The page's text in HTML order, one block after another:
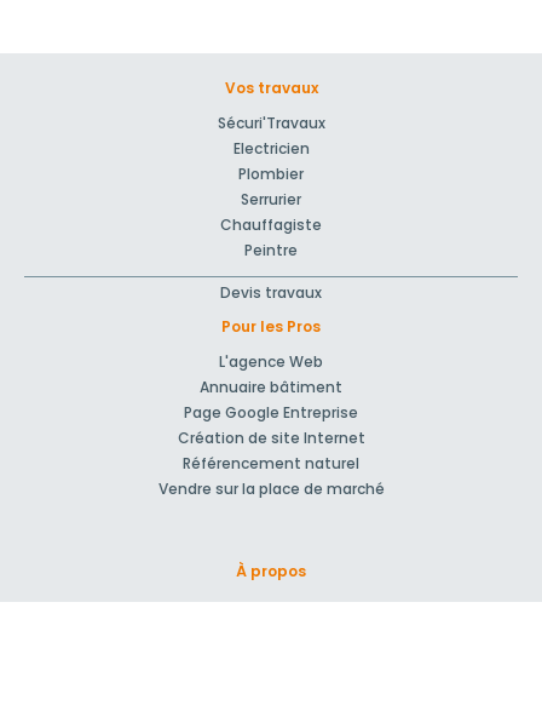
Vos travaux
Sécuri'Travaux
Electricien
Plombier
Serrurier
Chauffagiste
Peintre
Devis travaux
Pour les Pros
L'agence Web
Annuaire bâtiment
Page Google Entreprise
Création de site Internet
Référencement naturel
Vendre sur la place de marché
À propos